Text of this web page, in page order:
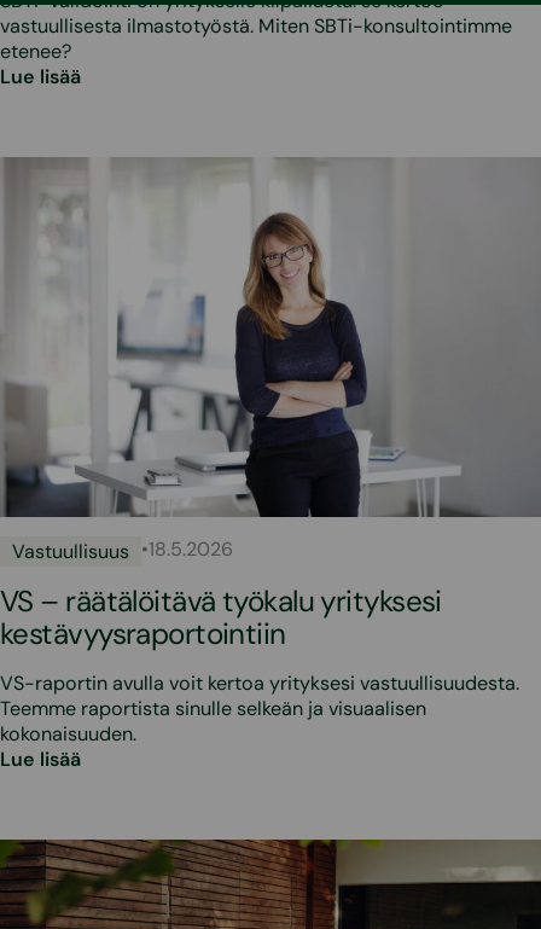
vastuullisesta ilmastotyöstä. Miten SBTi-konsultointimme
etenee?
Lue lisää
Vastuullisuus •18.5.2026
VS – räätälöitävä työkalu yrityksesi
kestävyysraportointiin
VS-raportin avulla voit kertoa yrityksesi vastuullisuudesta.
Teemme raportista sinulle selkeän ja visuaalisen
kokonaisuuden.
Lue lisää